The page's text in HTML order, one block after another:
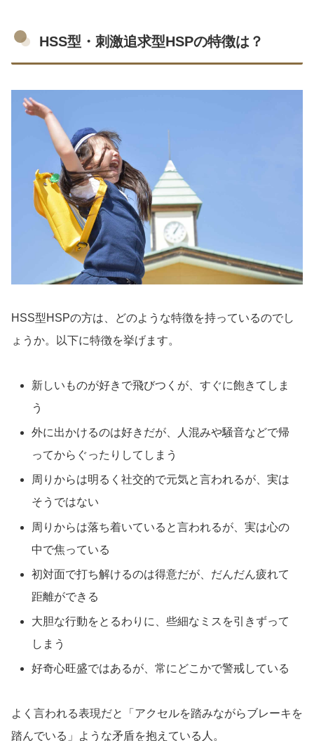
HSS型・刺激追求型HSPの特徴は？
HSS型HSPの方は、どのような特徴を持っているのでし
ょうか。以下に特徴を挙げます。
新しいものが好きで飛びつくが、すぐに飽きてしま
う
外に出かけるのは好きだが、人混みや騒音などで帰
ってからぐったりしてしまう
周りからは明るく社交的で元気と言われるが、実は
そうではない
周りからは落ち着いていると言われるが、実は心の
中で焦っている
初対面で打ち解けるのは得意だが、だんだん疲れて
距離ができる
大胆な行動をとるわりに、些細なミスを引きずって
しまう
好奇心旺盛ではあるが、常にどこかで警戒している
よく言われる表現だと「アクセルを踏みながらブレーキを
踏んでいる」ような矛盾を抱えている人。